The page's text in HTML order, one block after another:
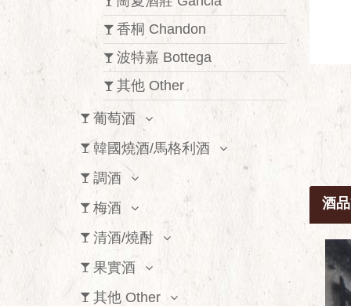
香桐 Chandon
波特嘉 Bottega
其他 Other
葡萄酒
韓國燒酒/馬格利酒
調酒
梅酒
清酒/燒酎
果實酒
其他 Other
酒